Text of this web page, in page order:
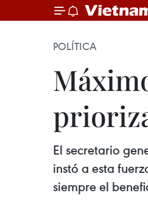
POLÍTICA
El secretario
instó a esta
siempre el